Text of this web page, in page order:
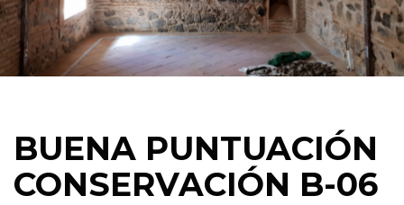
BUENA PUNTUACIÓN
CONSERVACIÓN B-06